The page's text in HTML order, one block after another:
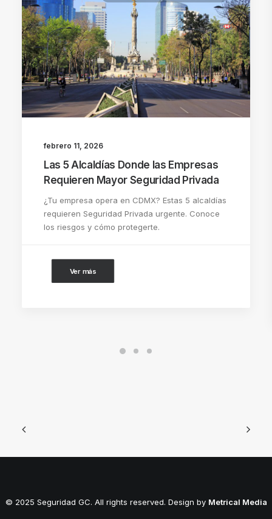
febrero 11, 2026
Las 5 Alcaldías Donde las Empresas
Requieren Mayor Seguridad Privada
¿Tu empresa opera en CDMX? Estas 5 alcaldías
requieren Seguridad Privada urgente. Conoce
los riesgos y cómo protegerte.
Ver más
© 2025 Seguridad GC. All rights reserved. Design by Metrical Media